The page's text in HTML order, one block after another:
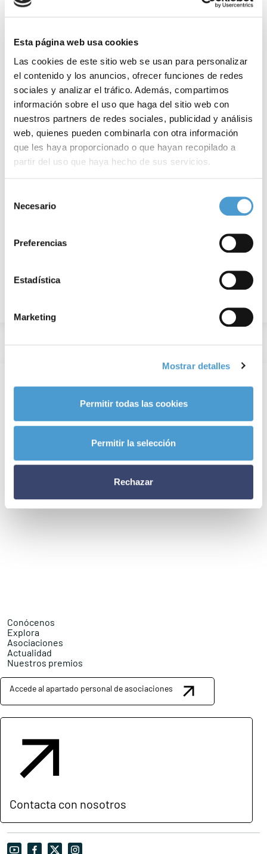
Esta página web usa cookies
Las cookies de este sitio web se usan para personalizar
el contenido y los anuncios, ofrecer funciones de redes
sociales y analizar el tráfico. Además, compartimos
información sobre el uso que haga del sitio web con
nuestros partners de redes sociales, publicidad y análisis
web, quienes pueden combinarla con otra información
que les haya proporcionado o que hayan recopilado a
partir del uso que haya hecho de sus servicios.
de cookies
Necesario
Preferencias
Estadística
Marketing
Mostrar detalles
Permitir todas las cookies
Permitir la selección
Rechazar
Golf solidario con los pacientes de ELA
Conócenos
Explora
Asociaciones
Actualidad
Nuestros premios
Accede al apartado personal de asociaciones
Contacta con nosotros